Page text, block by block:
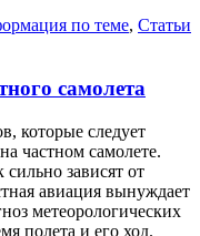
по теме, Статьи
самолета
которые следует
частном самолете.
зависят от
авиация вынуждает
метеорологических
полета и его ход.